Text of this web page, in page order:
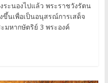
ระนองไปแล้ว พระราชวังรัตน
ขึ้นเพื่อเป็นอนุสรณ์การเสด็จ
มหากษัตริย์ 3 พระองค์